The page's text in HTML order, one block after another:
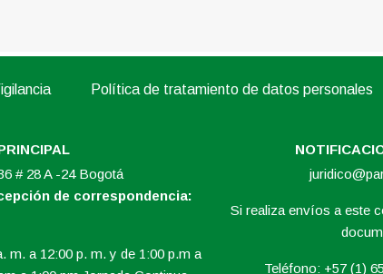
Política de tratamiento de datos personales
# 28 A -24 Bogotá
de correspondencia:
m. a 12:00 p. m. y de 1:00 p.m a
Si realiza envíos a este
Teléfono: +57 (1)